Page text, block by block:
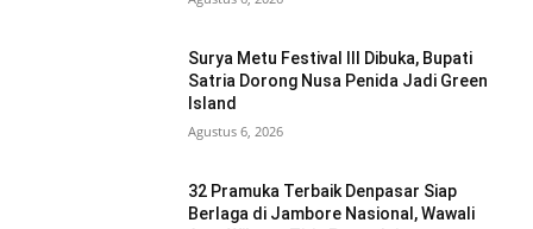
Surya Metu Festival III Dibuka, Bupati
Satria Dorong Nusa Penida Jadi Green
Island
Agustus 6, 2026
32 Pramuka Terbaik Denpasar Siap
Berlaga di Jambore Nasional, Wawali